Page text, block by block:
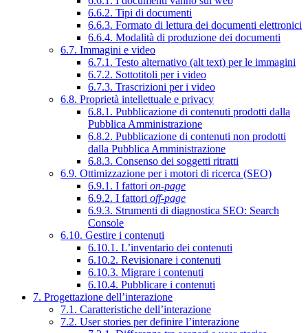
6.6.2. Tipi di documenti
6.6.3. Formato di lettura dei documenti elettronici
6.6.4. Modalità di produzione dei documenti
6.7. Immagini e video
6.7.1. Testo alternativo (alt text) per le immagini
6.7.2. Sottotitoli per i video
6.7.3. Trascrizioni per i video
6.8. Proprietà intellettuale e privacy
6.8.1. Pubblicazione di contenuti prodotti dalla
Pubblica Amministrazione
6.8.2. Pubblicazione di contenuti non prodotti
dalla Pubblica Amministrazione
6.8.3. Consenso dei soggetti ritratti
6.9. Ottimizzazione per i motori di ricerca (SEO)
6.9.1. I fattori on-page
6.9.2. I fattori off-page
6.9.3. Strumenti di diagnostica SEO: Search
Console
6.10. Gestire i contenuti
6.10.1. L’inventario dei contenuti
6.10.2. Revisionare i contenuti
6.10.3. Migrare i contenuti
6.10.4. Pubblicare i contenuti
7. Progettazione dell’interazione
7.1. Caratteristiche dell’interazione
7.2. User stories per definire l’interazione